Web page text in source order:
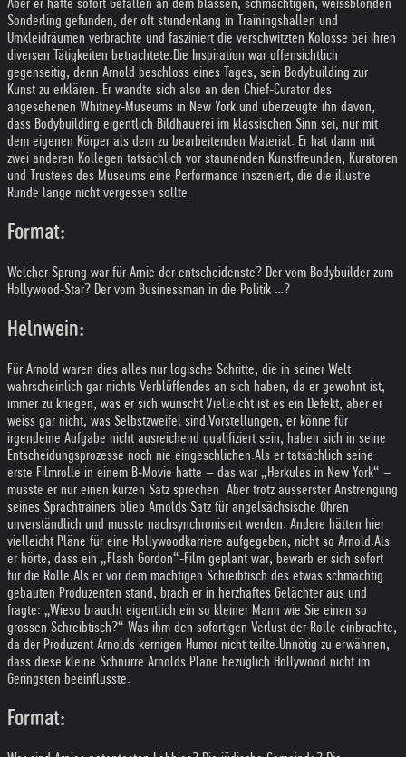
Aber er hatte sofort Gefallen an dem blassen, schmächtigen, weissblonden
Sonderling gefunden, der oft stundenlang in Trainingshallen und
Umkleidräumen verbrachte und fasziniert die verschwitzten Kolosse bei ihren
diversen Tätigkeiten betrachtete. Die Inspiration war offensichtlich
gegenseitig, denn Arnold beschloss eines Tages, sein Bodybuilding zur
Kunst zu erklären. Er wandte sich also an den Chief-Curator des
angesehenen Whitney-Museums in New York und überzeugte ihn davon,
dass Bodybuilding eigentlich Bildhauerei im klassischen Sinn sei, nur mit
dem eigenen Körper als dem zu bearbeitenden Material. Er hat dann mit
zwei anderen Kollegen tatsächlich vor staunenden Kunstfreunden, Kuratoren
und Trustees des Museums eine Performance inszeniert, die die illustre
Runde lange nicht vergessen sollte.
Format:
Welcher Sprung war für Arnie der entscheidenste? Der vom Bodybuilder zum
Hollywood-Star? Der vom Businessman in die Politik …?
Helnwein:
Für Arnold waren dies alles nur logische Schritte, die in seiner Welt
wahrscheinlich gar nichts Verblüffendes an sich haben, da er gewohnt ist,
immer zu kriegen, was er sich wünscht.Vielleicht ist es ein Defekt, aber er
weiss gar nicht, was Selbstzweifel sind.Vorstellungen, er könne für
irgendeine Aufgabe nicht ausreichend qualifiziert sein, haben sich in seine
Entscheidungsprozesse noch nie eingeschlichen.Als er tatsächlich seine
erste Filmrolle in einem B-Movie hatte – das war „Herkules in New York“ –
musste er nur einen kurzen Satz sprechen. Aber trotz äusserster Anstrengung
seines Sprachtrainers blieb Arnolds Satz für angelsächsische Ohren
unverständlich und musste nachsynchronisiert werden. Andere hätten hier
vielleicht Pläne für eine Hollywoodkarriere aufgegeben, nicht so Arnold.Als
er hörte, dass ein „Flash Gordon“-Film geplant war, bewarb er sich sofort
für die Rolle.Als er vor dem mächtigen Schreibtisch des etwas schmächtig
gebauten Produzenten stand, brach er in herzhaftes Gelächter aus und
fragte: „Wieso braucht eigentlich ein so kleiner Mann wie Sie einen so
grossen Schreibtisch?“ Was ihm den sofortigen Verlust der Rolle einbrachte,
da der Produzent Arnolds kernigen Humor nicht teilte.Unnötig zu erwähnen,
dass diese kleine Schnurre Arnolds Pläne bezüglich Hollywood nicht im
Geringsten beeinflusste.
Format: